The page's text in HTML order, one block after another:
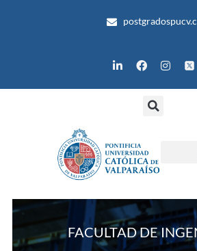
i
k
F
a
e
I
n
t
FACULTAD DE